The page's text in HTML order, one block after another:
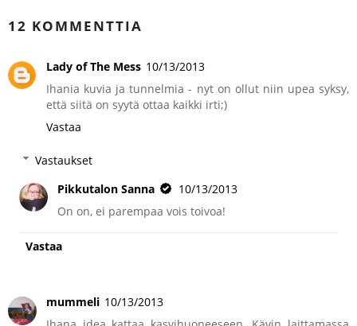
12 KOMMENTTIA
Lady of The Mess 10/13/2013
Ihania kuvia ja tunnelmia - nyt on ollut niin upea syksy,
että siitä on syytä ottaa kaikki irti;)
Vastaa
Vastaukset
Pikkutalon Sanna
10/13/2013
On on, ei parempaa vois toivoa!
Vastaa
mummeli 10/13/2013